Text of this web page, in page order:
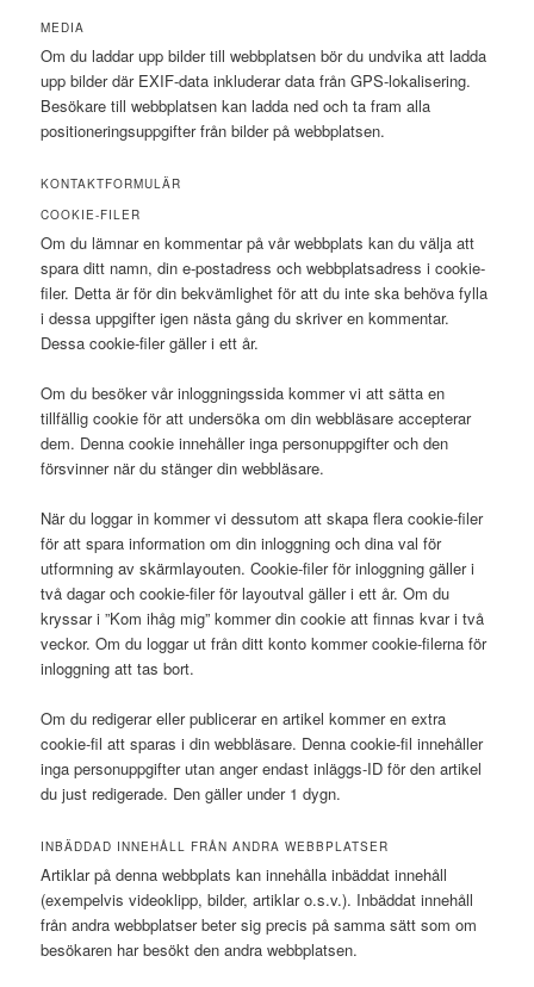
MEDIA
Om du laddar upp bilder till webbplatsen bör du undvika att ladda
upp bilder där EXIF-data inkluderar data från GPS-lokalisering.
Besökare till webbplatsen kan ladda ned och ta fram alla
positioneringsuppgifter från bilder på webbplatsen.
KONTAKTFORMULÄR
COOKIE-FILER
Om du lämnar en kommentar på vår webbplats kan du välja att
spara ditt namn, din e-postadress och webbplatsadress i cookie-
filer. Detta är för din bekvämlighet för att du inte ska behöva fylla
i dessa uppgifter igen nästa gång du skriver en kommentar.
Dessa cookie-filer gäller i ett år.
Om du besöker vår inloggningssida kommer vi att sätta en
tillfällig cookie för att undersöka om din webbläsare accepterar
dem. Denna cookie innehåller inga personuppgifter och den
försvinner när du stänger din webbläsare.
När du loggar in kommer vi dessutom att skapa flera cookie-filer
för att spara information om din inloggning och dina val för
utformning av skärmlayouten. Cookie-filer för inloggning gäller i
två dagar och cookie-filer för layoutval gäller i ett år. Om du
kryssar i ”Kom ihåg mig” kommer din cookie att finnas kvar i två
veckor. Om du loggar ut från ditt konto kommer cookie-filerna för
inloggning att tas bort.
Om du redigerar eller publicerar en artikel kommer en extra
cookie-fil att sparas i din webbläsare. Denna cookie-fil innehåller
inga personuppgifter utan anger endast inläggs-ID för den artikel
du just redigerade. Den gäller under 1 dygn.
INBÄDDAD INNEHÅLL FRÅN ANDRA WEBBPLATSER
Artiklar på denna webbplats kan innehålla inbäddat innehåll
(exempelvis videoklipp, bilder, artiklar o.s.v.). Inbäddat innehåll
från andra webbplatser beter sig precis på samma sätt som om
besökaren har besökt den andra webbplatsen.